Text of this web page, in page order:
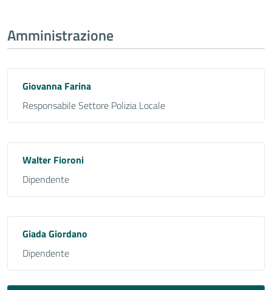
Amministrazione
Giovanna Farina
Responsabile Settore Polizia Locale
Walter Fioroni
Dipendente
Giada Giordano
Dipendente